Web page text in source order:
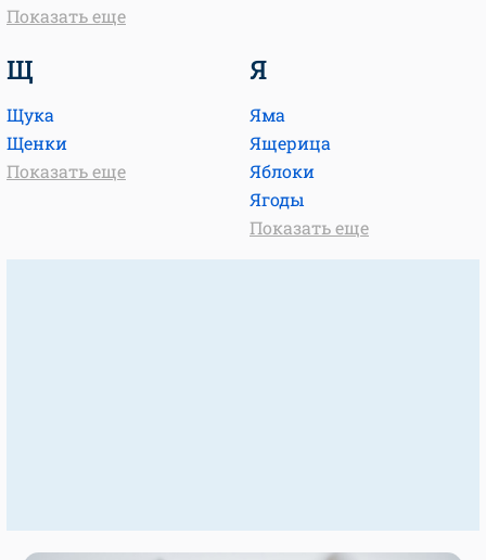
Показать еще
Щ
Щука
Щенки
Показать еще
Я
Яма
Ящерица
Яблоки
Ягоды
Показать еще